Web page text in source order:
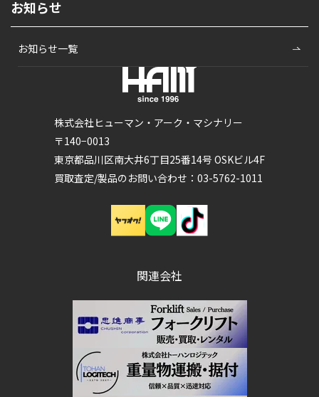
株式会社ヒューマン・アーク・マシナリー
〒140−0013
東京都品川区南大井6丁目25番14号 OSKビル4F
買取査定/製品のお問い合わせ：03-5762-1011
お知らせ
お知らせ一覧
関連会社